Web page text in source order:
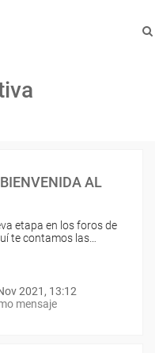
AL
etapa en los foros de
te contamos las…
2021, 13:12
mensaje